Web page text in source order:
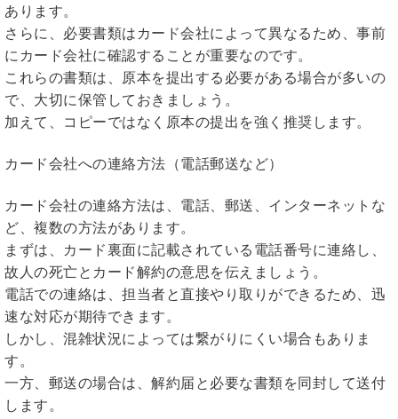
あります。
さらに、必要書類はカード会社によって異なるため、事前
にカード会社に確認することが重要なのです。
これらの書類は、原本を提出する必要がある場合が多いの
で、大切に保管しておきましょう。
加えて、コピーではなく原本の提出を強く推奨します。
カード会社への連絡方法（電話郵送など）
カード会社の連絡方法は、電話、郵送、インターネットな
ど、複数の方法があります。
まずは、カード裏面に記載されている電話番号に連絡し、
故人の死亡とカード解約の意思を伝えましょう。
電話での連絡は、担当者と直接やり取りができるため、迅
速な対応が期待できます。
しかし、混雑状況によっては繋がりにくい場合もありま
す。
一方、郵送の場合は、解約届と必要な書類を同封して送付
します。